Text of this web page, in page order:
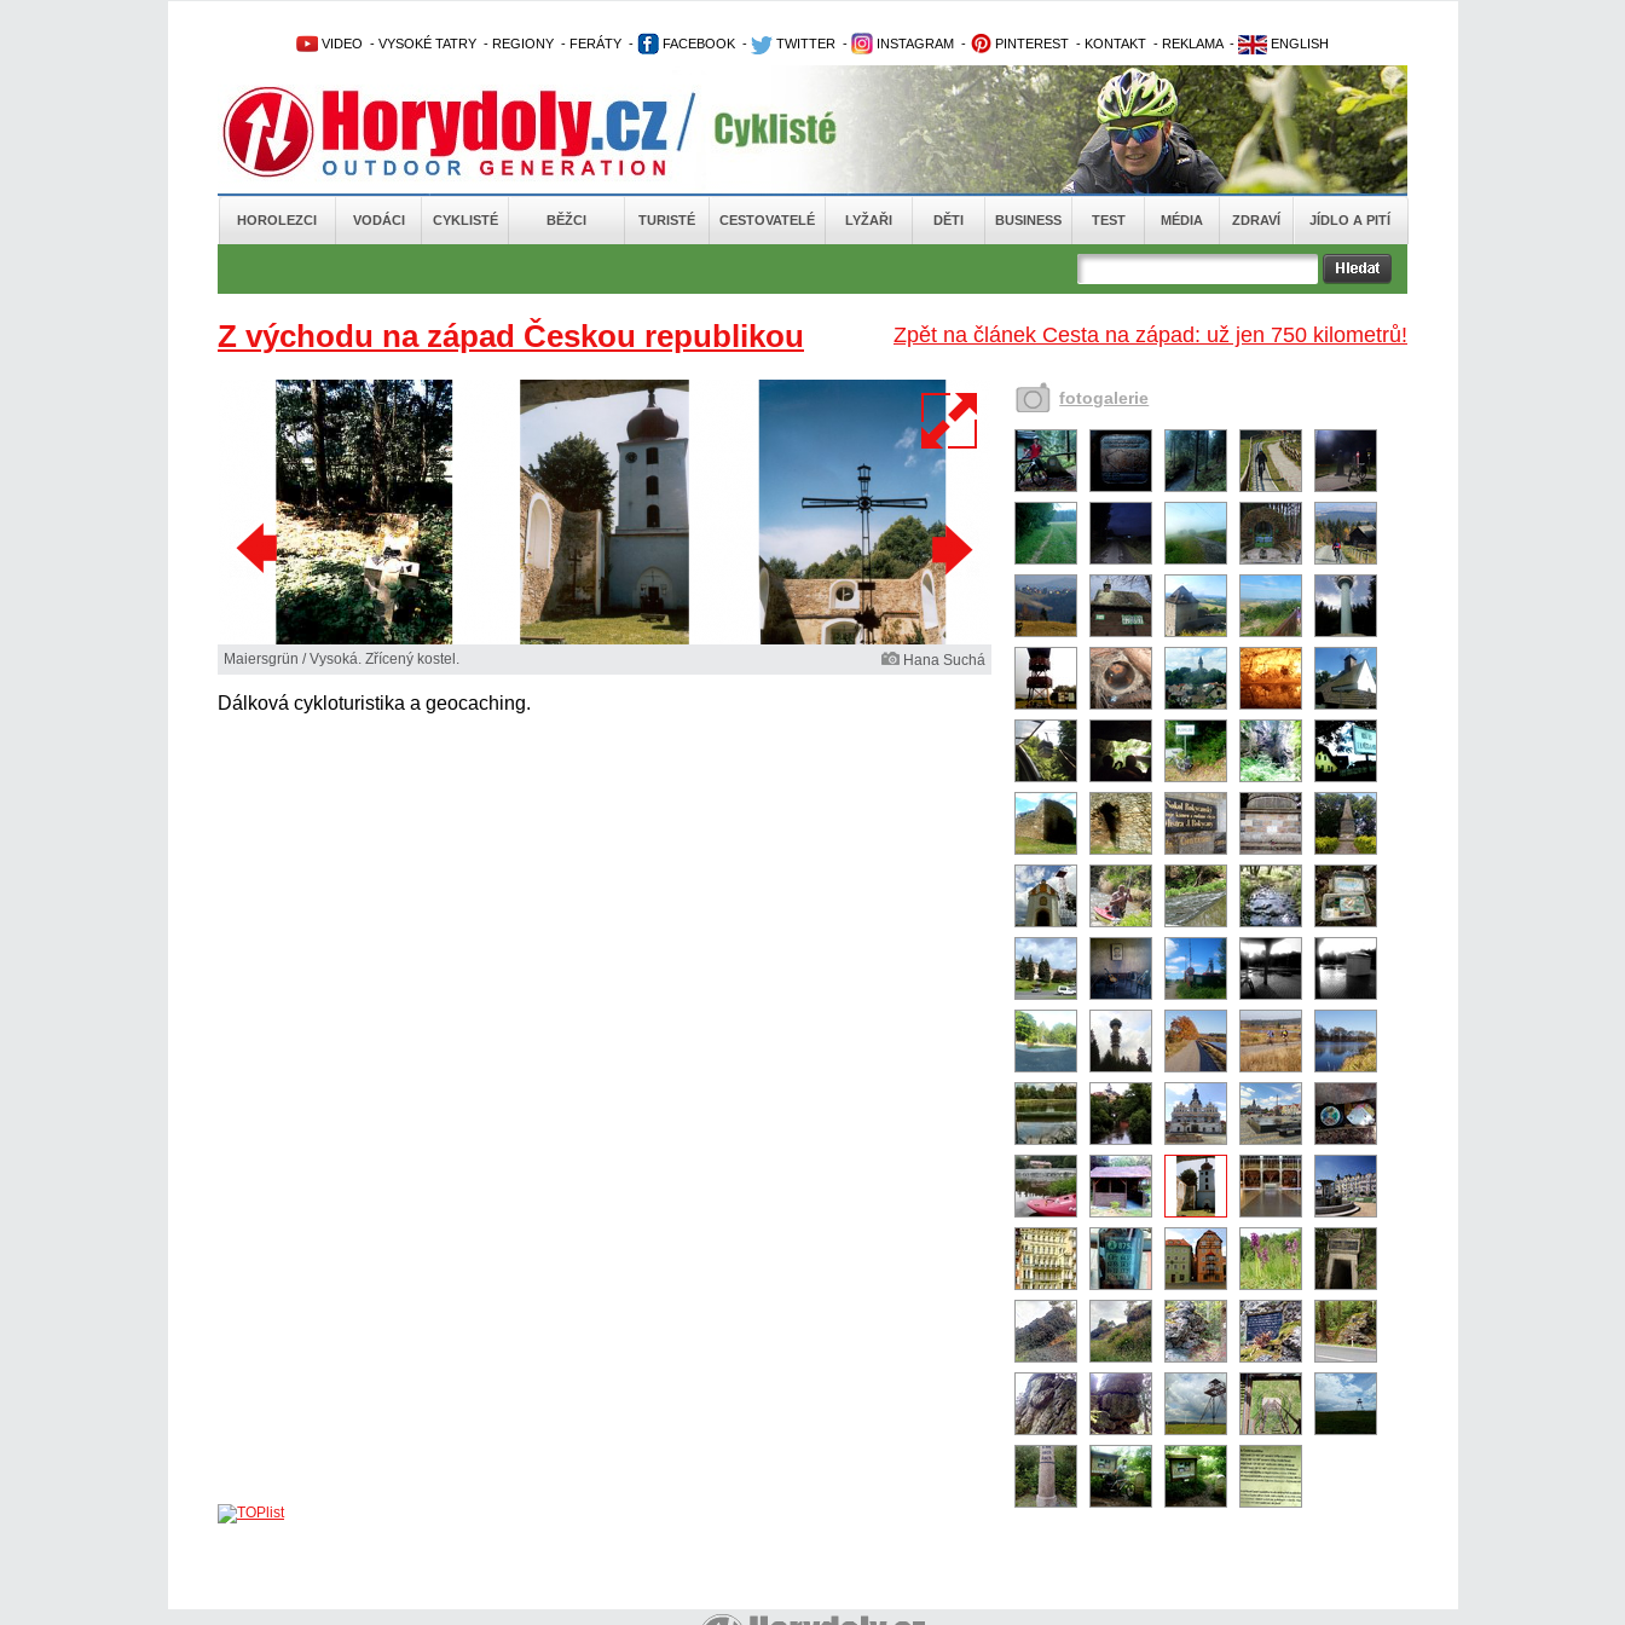
VIDEO - VYSOKÉ TATRY - REGIONY - FERÁTY - FACEBOOK - TWITTER - INSTAGRAM - PINTEREST - KONTAKT - REKLAMA - ENGLISH
HOROLEZCI VODÁCI CYKLISTÉ BĚŽCI TURISTÉ CESTOVATELÉ LYŽAŘI DĚTI BUSINESS TEST MÉDIA ZDRAVÍ JÍDLO A PITÍ
Zpět na článek Cesta na západ: už jen 750 kilometrů!
Z východu na západ Českou republikou
Maiersgrün / Vysoká. Zřícený kostel. Hana Suchá
Dálková cykloturistika a geocaching.
fotogalerie